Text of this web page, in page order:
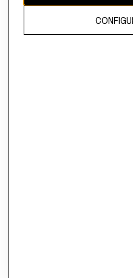
El contenido de esta página
propiedad de H&M Hennes &